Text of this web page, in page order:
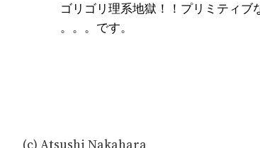
ゴリゴリ理系地獄！！プリミティ
。。。です。